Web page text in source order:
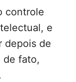
controle
e
depois de
de fato,